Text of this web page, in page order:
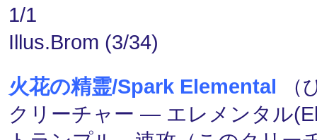
1/1
Illus.Brom (3/34)
火花の精霊/Spark Elemental （
クリーチャー ― エレメンタル